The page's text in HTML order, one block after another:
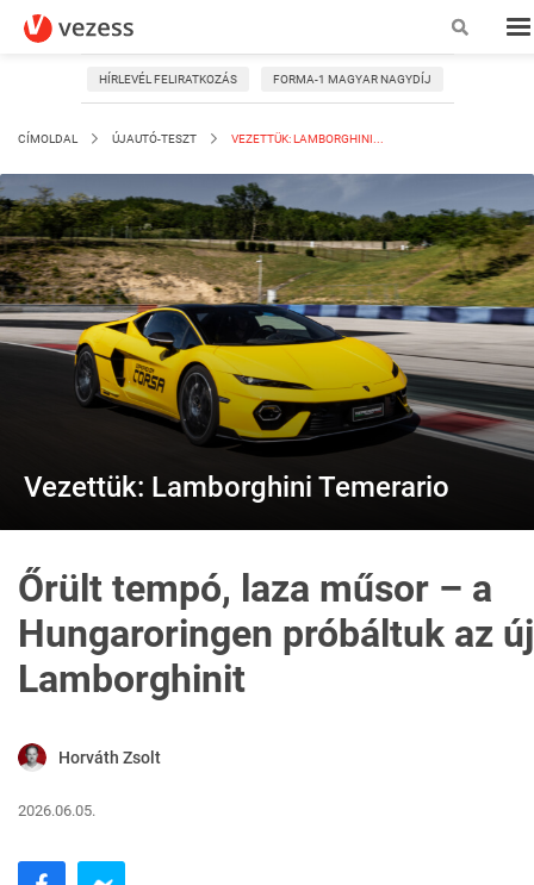
HÍRLEVÉL FELIRATKOZÁS FORMA-1 MAGYAR NAGYDÍJ
CÍMOLDAL ÚJAUTÓ-TESZT VEZETTÜK: LAMBORGHINI...
Vezettük: Lamborghini Temerario
Őrült tempó, laza műsor – a
Hungaroringen próbáltuk az új
Lamborghinit
Horváth Zsolt
2026.06.05.